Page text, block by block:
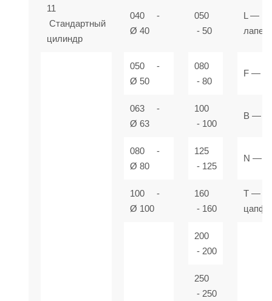
11
Стандартный
цилиндр
040 -
Ø 40
050
- 50
L —
лапе
050 -
Ø 50
080
- 80
F —
063 -
Ø 63
100
- 100
В —
080 -
Ø 80
125
- 125
N —
100 -
Ø 100
160
- 160
T —
цапфа
200
- 200
250
- 250